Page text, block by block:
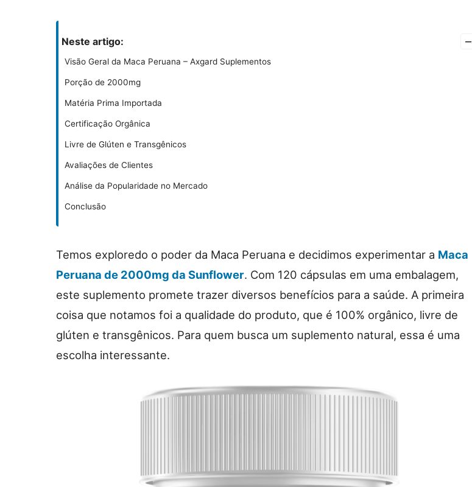
Neste artigo: –
Visão Geral da Maca Peruana – Axgard Suplementos
Porção de 2000mg
Matéria Prima Importada
Certificação Orgânica
Livre de Glúten e Transgênicos
Avaliações de Clientes
Análise da Popularidade no Mercado
Conclusão
Temos exploredo o poder da Maca Peruana e decidimos experimentar a Maca
Peruana de 2000mg da Sunflower. Com 120 cápsulas em uma embalagem,
este suplemento promete trazer diversos benefícios para a saúde. A primeira
coisa que notamos foi a qualidade do produto, que é 100% orgânico, livre de
glúten e transgênicos. Para quem busca um suplemento natural, essa é uma
escolha interessante.